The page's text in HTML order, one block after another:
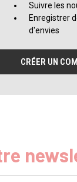
Suivre les
Enregistrer
d'envies
CRÉER UN